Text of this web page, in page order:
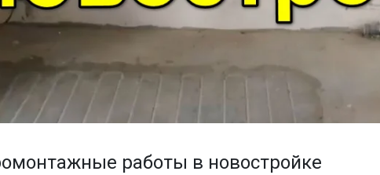
работы в новостройке